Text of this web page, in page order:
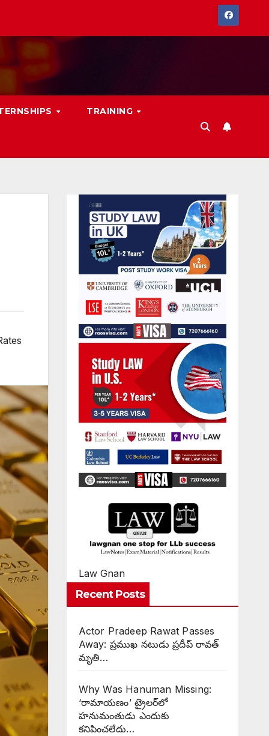
TRAINING
Law Gnan
Recent Posts
Actor Pradeep Rawat Passes
Away: ప్రముఖ నటుడు ప్రదీప్ రావత్
మృతి…
Why Was Hanuman Missing:
‘రామాయణం’ ట్రైలర్‌లో
హనుమంతుడు ఎందుకు
కనిపించలేదు…